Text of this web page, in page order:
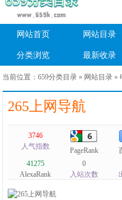
网站首页 网站目录
分类浏览 最新收录
当前位置：659分类目录 » 网站目录 »
265上网导航
3746
人气指数
PageRank
41275
AlexaRank
0
入站次数